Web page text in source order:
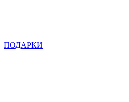
ПОДАРКИ